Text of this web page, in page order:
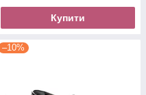
Купити
–10%